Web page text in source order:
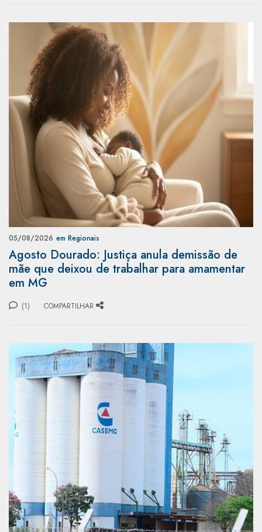
05/08/2026 em Regionais
Agosto Dourado: Justiça anula demissão de
mãe que deixou de trabalhar para amamentar
em MG
(1) COMPARTILHAR